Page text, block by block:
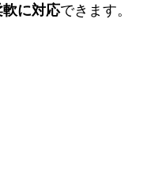
に対応できます。